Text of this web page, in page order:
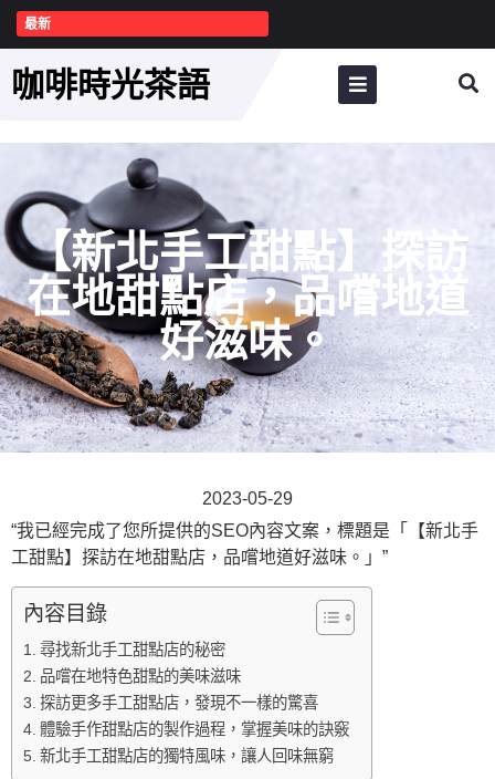
最新
咖啡時光茶語
【新北手工甜點】探訪
在地甜點店，品嚐地道
好滋味。
2023-05-29
“我已經完成了您所提供的SEO內容文案，標題是「【新北手
工甜點】探訪在地甜點店，品嚐地道好滋味。」”
內容目錄
尋找新北手工甜點店的秘密
品嚐在地特色甜點的美味滋味
探訪更多手工甜點店，發現不一樣的驚喜
體驗手作甜點店的製作過程，掌握美味的訣竅
新北手工甜點店的獨特風味，讓人回味無窮